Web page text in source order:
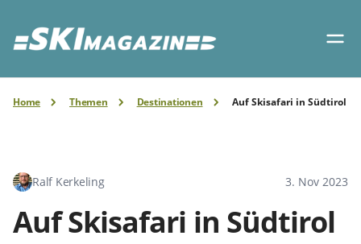
Home Themen Destinationen Auf Skisafari in Südtirol
Ralf Kerkeling 3. Nov 2023
Auf Skisafari in Südtirol